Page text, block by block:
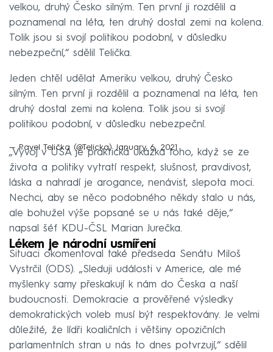
velkou, druhý Česko silným. Ten první ji rozdělil a
poznamenal na léta, ten druhý dostal zemi na kolena.
Tolik jsou si svojí politikou podobní, v důsledku
nebezpeční,“ sdělil Telička.
Jeden chtěl udělat Ameriku velkou, druhý Česko
silným. Ten první ji rozdělil a poznamenal na léta, ten
druhý dostal zemi na kolena. Tolik jsou si svojí
politikou podobní, v důsledku nebezpeční.
— Pavel Telička (@Telicka) January 6, 2021
„Vývoj v USA je praktická ukázka toho, když se ze
života a politiky vytratí respekt, slušnost, pravdivost,
láska a nahradí je arogance, nenávist, slepota moci.
Nechci, aby se něco podobného někdy stalo u nás,
ale bohužel výše popsané se u nás také děje,“
napsal šéf KDU-ČSL Marian Jurečka.
Lékem je národní usmíření
Situaci okomentoval také předseda Senátu Miloš
Vystrčil (ODS). „Sleduji události v Americe, ale mé
myšlenky samy přeskakují k nám do Česka a naší
budoucnosti. Demokracie a prověřené výsledky
demokratických voleb musí být respektovány. Je velmi
důležité, že lídři koaličních i většiny opozičních
parlamentních stran u nás to dnes potvrzují,“ sdělil